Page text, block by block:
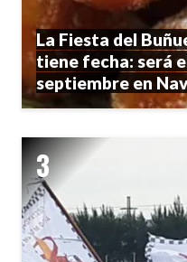
La Fiesta del
tiene fecha: será
septiembre en